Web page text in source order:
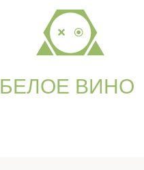
БЕЛОЕ ВИНО